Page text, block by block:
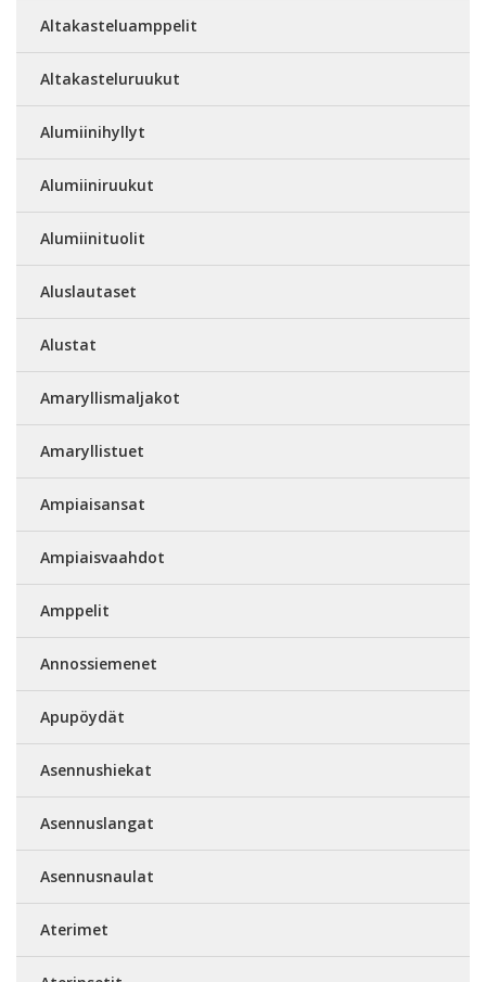
Altakasteluamppelit
Altakasteluruukut
Alumiinihyllyt
Alumiiniruukut
Alumiinituolit
Aluslautaset
Alustat
Amaryllismaljakot
Amaryllistuet
Ampiaisansat
Ampiaisvaahdot
Amppelit
Annossiemenet
Apupöydät
Asennushiekat
Asennuslangat
Asennusnaulat
Aterimet